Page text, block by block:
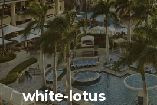
white-lotus